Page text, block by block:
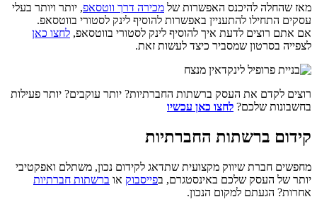
מאז שהחלה להיכנס האפשרות של מכירה דרך ווטסאפ, יותר ויותר בעלי
עסקים התחילו להתעניין באפשרות להוסיף לינק לסטורי בווטסאפ.
אם אתם רוצים לדעת איך להוסיף לינק לסטורי בווטסאפ, לחצו כאן
לצפייה בסרטון שמסביר כיצד לעשות זאת.
רוצים לקדם את העסק ברשתות החברתיות? יותר עוקבים? יותר פעילות
בחשבונות שלכם? לחצו כאן עכשיו
קידום ברשתות החברתיות
מחפשים חברת שיווק מקצועית שתדאג לקידום נכון, משתלם ואפקטיבי
יותר של העסק שלכם באינסטגרם, בפייסבוק או ברשתות חברתיות
אחרות? הגעתם למקום הנכון.